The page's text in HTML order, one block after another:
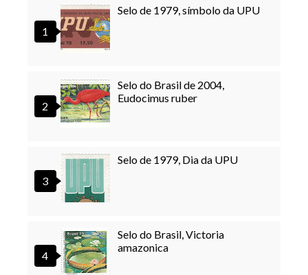
Selo de 1979, símbolo da UPU
Selo do Brasil de 2004,
Eudocimus ruber
Selo de 1979, Dia da UPU
Selo do Brasil, Victoria
amazonica